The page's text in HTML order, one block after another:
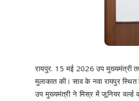
रायपुर. 15 मई 2026 उप मुख्यमंत्री
मुलाकात की। साव के नवा रायपुर
उप मुख्यमंत्री ने मिस्र में जूनियर वर्ल्ड